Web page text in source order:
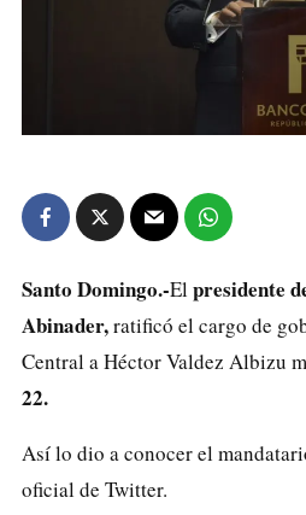
Santo Domingo.-El presidente
Abinader,ratificó el cargo de
Central a Héctor Valdez Albizu
22.
Así lo dio a conocer el
oficial de Twitter.